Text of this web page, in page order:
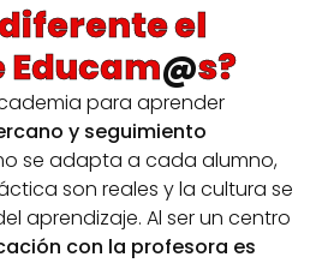
el
Educam@s?
para aprender
y seguimiento
se adapta a cada alumno,
son reales y la cultura se
aprendizaje. Al ser un centro
con la profesora es